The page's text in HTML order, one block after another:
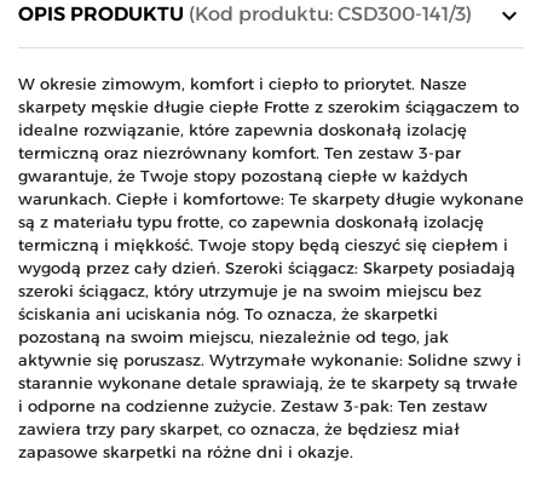
keyboard_arrow_down
OPIS PRODUKTU (Kod produktu: CSD300-141/3)
W okresie zimowym, komfort i ciepło to priorytet. Nasze
skarpety męskie długie ciepłe Frotte z szerokim ściągaczem to
idealne rozwiązanie, które zapewnia doskonałą izolację
termiczną oraz niezrównany komfort. Ten zestaw 3-par
gwarantuje, że Twoje stopy pozostaną ciepłe w każdych
warunkach. Ciepłe i komfortowe: Te skarpety długie wykonane
są z materiału typu frotte, co zapewnia doskonałą izolację
termiczną i miękkość. Twoje stopy będą cieszyć się ciepłem i
wygodą przez cały dzień. Szeroki ściągacz: Skarpety posiadają
szeroki ściągacz, który utrzymuje je na swoim miejscu bez
ściskania ani uciskania nóg. To oznacza, że skarpetki
pozostaną na swoim miejscu, niezależnie od tego, jak
aktywnie się poruszasz. Wytrzymałe wykonanie: Solidne szwy i
starannie wykonane detale sprawiają, że te skarpety są trwałe
i odporne na codzienne zużycie. Zestaw 3-pak: Ten zestaw
zawiera trzy pary skarpet, co oznacza, że będziesz miał
zapasowe skarpetki na różne dni i okazje.